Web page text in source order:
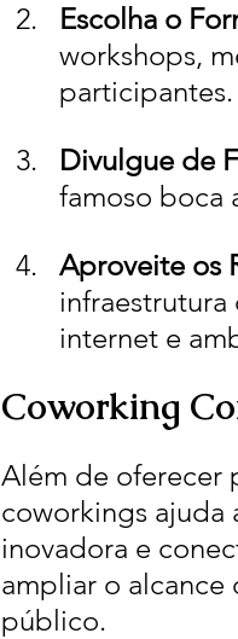
Escolha o
workshops,
participantes.
Divulgue de
famoso boca
Aproveite os
internet e
Coworking
Além de oferecer
coworkings ajuda
inovadora e
ampliar o alcance
público.